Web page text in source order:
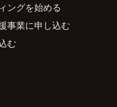
ングを始める
事業に申し込む
む